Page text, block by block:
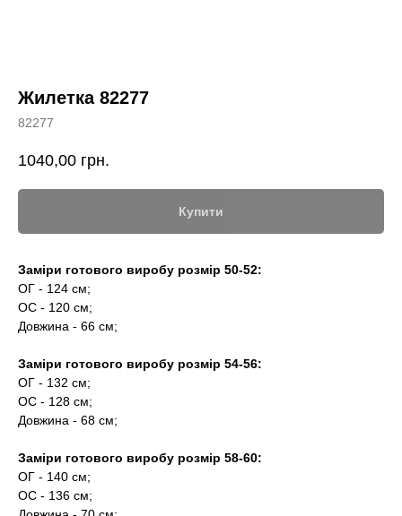
Жилетка 82277
82277
1040,00 грн.
Купити
Заміри готового виробу розмір 50-52:
ОГ - 124 см;
ОС - 120 см;
Довжина - 66 см;
Заміри готового виробу розмір 54-56:
ОГ - 132 см;
ОС - 128 см;
Довжина - 68 см;
Заміри готового виробу розмір 58-60:
ОГ - 140 см;
ОС - 136 см;